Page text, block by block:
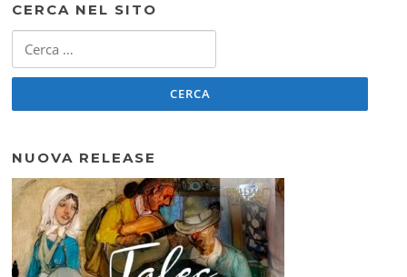
CERCA NEL SITO
per:
NUOVA RELEASE